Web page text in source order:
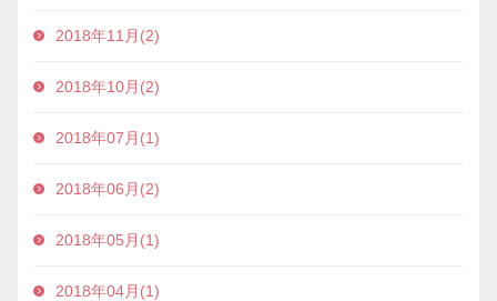
2018年11月(2)
2018年10月(2)
2018年07月(1)
2018年06月(2)
2018年05月(1)
2018年04月(1)